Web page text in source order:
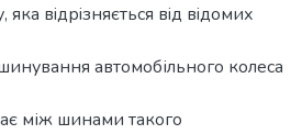
яка вiдрiзняється вiд вiдомих
автомобільного колеса
між шинами такого